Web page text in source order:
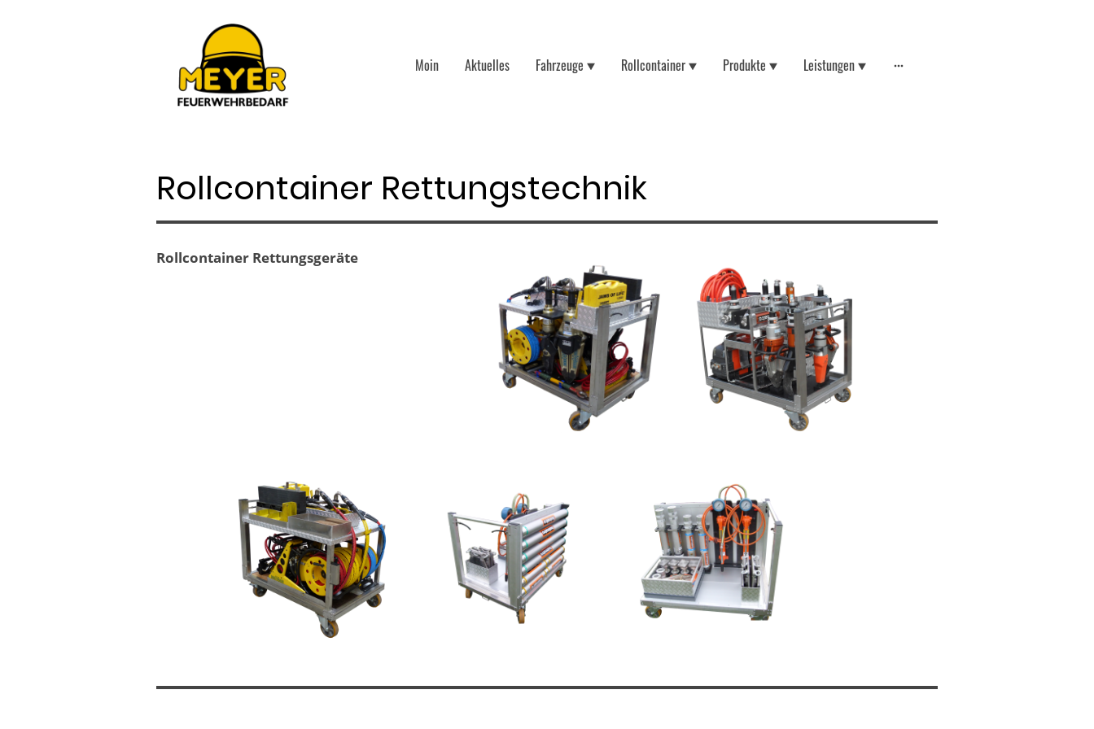
Moin Aktuelles Fahrzeuge Rollcontainer Produkte Leistungen
Rollcontainer Rettungstechnik
Rollcontainer Rettungsgeräte